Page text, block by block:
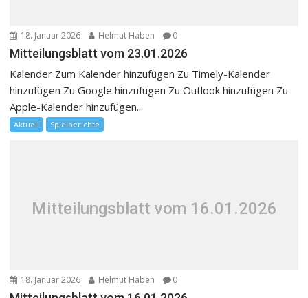
18. Januar 2026 Helmut Haben 0
Mitteilungsblatt vom 23.01.2026
Kalender Zum Kalender hinzufügen Zu Timely-Kalender
hinzufügen Zu Google hinzufügen Zu Outlook hinzufügen Zu
Apple-Kalender hinzufügen...
Aktuell Spielberichte
Mitteilungsblatt vom 16.01.2026
18. Januar 2026 Helmut Haben 0